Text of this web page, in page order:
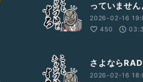
っていません
2026-02-16
450
さよなら
2026-02-16